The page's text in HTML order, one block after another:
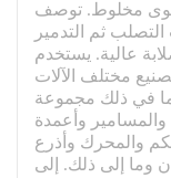
مخلوط. توصف
ثم التدمير
عالية. يستخدم
مختلف الآلات
في ذلك مجموعة
وأعمدة
والمحرك وأذرع
وما إلى ذلك. إلى